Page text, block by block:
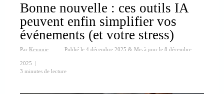
Bonne nouvelle : ces outils IA
peuvent enfin simplifier vos
événements (et votre stress)
Par Kevunie Publié le 4 décembre 2025 & Mis à jour le 8 décembre
2025 |
3 minutes de lecture